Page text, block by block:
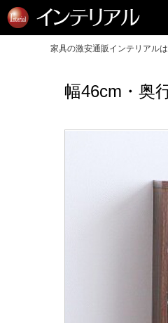
家具の激安通販インテリアル
幅46cm・奥